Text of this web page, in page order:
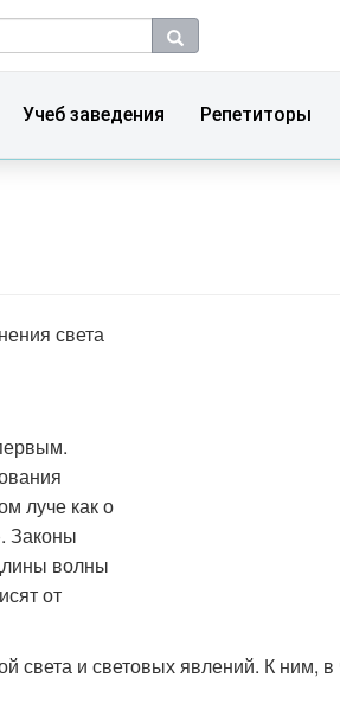
Учеб заведения Репетиторы
света
луче как о
Законы
волны
от
света и световых явлений. К ним, в